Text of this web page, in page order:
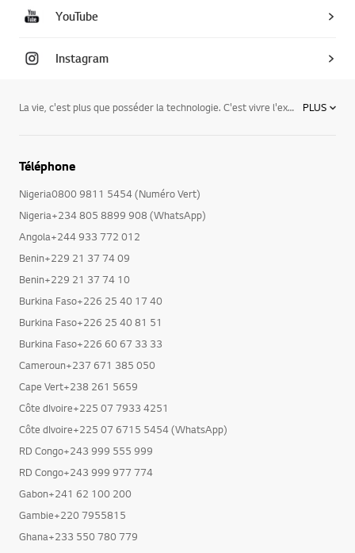
YouTube
Instagram
La vie, c'est plus que posséder la technologie. C'est vivre l'expérience qu’offre cette technologie. PLUS
Téléphone
Nigeria0800 9811 5454 (Numéro Vert)
Nigeria+234 805 8899 908 (WhatsApp)
Angola+244 933 772 012
Benin+229 21 37 74 09
Benin+229 21 37 74 10
Burkina Faso+226 25 40 17 40
Burkina Faso+226 25 40 81 51
Burkina Faso+226 60 67 33 33
Cameroun+237 671 385 050
Cape Vert+238 261 5659
Côte dIvoire+225 07 7933 4251
Côte dIvoire+225 07 6715 5454 (WhatsApp)
RD Congo+243 999 555 999
RD Congo+243 999 977 774
Gabon+241 62 100 200
Gambie+220 7955815
Ghana+233 550 780 779